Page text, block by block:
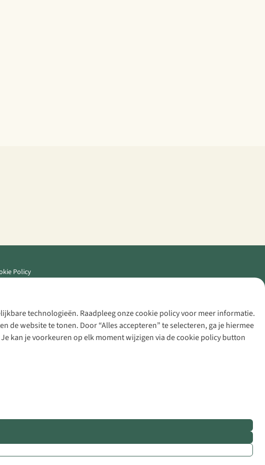
technologieën. Raadpleeg onze cookie policy voor meer informatie.
website te tonen. Door “Alles accepteren” te selecteren, ga je hiermee
kan je voorkeuren op elk moment wijzigen via de cookie policy button
Policy